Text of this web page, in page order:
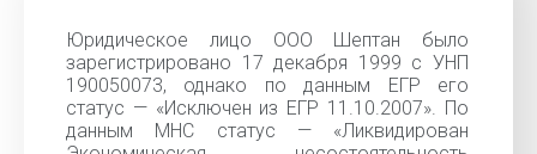
Юридическое лицо ООО Шептан было
зарегистрировано 17 декабря 1999 с УНП
190050073, однако по данным ЕГР его
статус — «Исключен из ЕГР 11.10.2007». По
данным МНС статус — «Ликвидирован